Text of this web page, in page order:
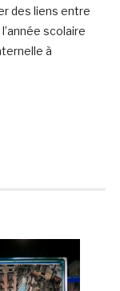
des liens entre
scolaire
à